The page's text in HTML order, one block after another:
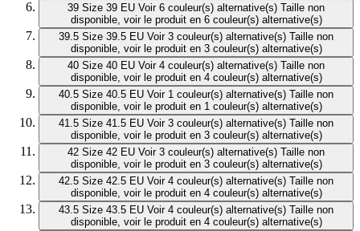
39 Size 39 EU Voir 6 couleur(s) alternative(s) Taille non
disponible, voir le produit en 6 couleur(s) alternative(s)
39.5 Size 39.5 EU Voir 3 couleur(s) alternative(s) Taille non
disponible, voir le produit en 3 couleur(s) alternative(s)
40 Size 40 EU Voir 4 couleur(s) alternative(s) Taille non
disponible, voir le produit en 4 couleur(s) alternative(s)
40.5 Size 40.5 EU Voir 1 couleur(s) alternative(s) Taille non
disponible, voir le produit en 1 couleur(s) alternative(s)
41.5 Size 41.5 EU Voir 3 couleur(s) alternative(s) Taille non
disponible, voir le produit en 3 couleur(s) alternative(s)
42 Size 42 EU Voir 3 couleur(s) alternative(s) Taille non
disponible, voir le produit en 3 couleur(s) alternative(s)
42.5 Size 42.5 EU Voir 4 couleur(s) alternative(s) Taille non
disponible, voir le produit en 4 couleur(s) alternative(s)
43.5 Size 43.5 EU Voir 4 couleur(s) alternative(s) Taille non
disponible, voir le produit en 4 couleur(s) alternative(s)